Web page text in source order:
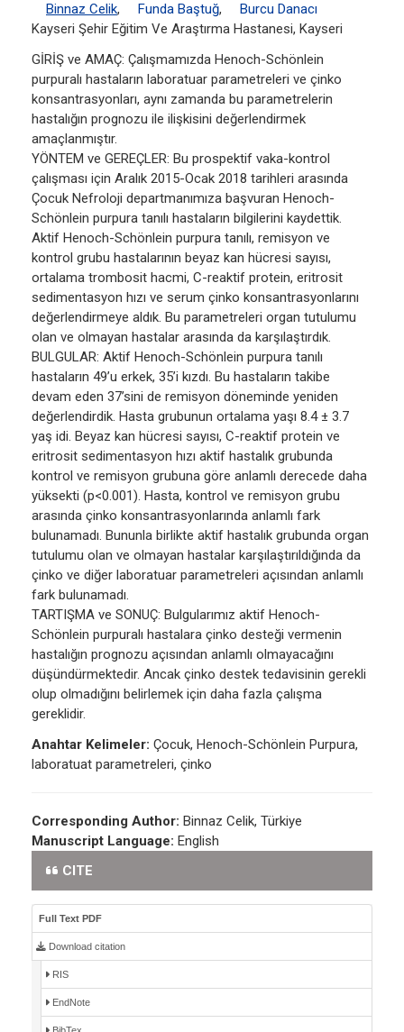
Binnaz Celik, Funda Baştuğ,
Burcu Danacı
Kayseri Şehir Eğitim Ve Araştırma Hastanesi, Kayseri
GİRİŞ ve AMAÇ: Çalışmamızda Henoch-Schönlein
purpuralı hastaların laboratuar parametreleri ve çinko
konsantrasyonları, aynı zamanda bu parametrelerin
hastalığın prognozu ile ilişkisini değerlendirmek
amaçlanmıştır.
YÖNTEM ve GEREÇLER: Bu prospektif vaka-kontrol
çalışması için Aralık 2015-Ocak 2018 tarihleri arasında
Çocuk Nefroloji departmanımıza başvuran Henoch-
Schönlein purpura tanılı hastaların bilgilerini kaydettik.
Aktif Henoch-Schönlein purpura tanılı, remisyon ve
kontrol grubu hastalarının beyaz kan hücresi sayısı,
ortalama trombosit hacmi, C-reaktif protein, eritrosit
sedimentasyon hızı ve serum çinko konsantrasyonlarını
değerlendirmeye aldık. Bu parametreleri organ tutulumu
olan ve olmayan hastalar arasında da karşılaştırdık.
BULGULAR: Aktif Henoch-Schönlein purpura tanılı
hastaların 49’u erkek, 35’i kızdı. Bu hastaların takibe
devam eden 37’sini de remisyon döneminde yeniden
değerlendirdik. Hasta grubunun ortalama yaşı 8.4 ± 3.7
yaş idi. Beyaz kan hücresi sayısı, C-reaktif protein ve
eritrosit sedimentasyon hızı aktif hastalık grubunda
kontrol ve remisyon grubuna göre anlamlı derecede daha
yüksekti (p<0.001). Hasta, kontrol ve remisyon grubu
arasında çinko konsantrasyonlarında anlamlı fark
bulunamadı. Bununla birlikte aktif hastalık grubunda organ
tutulumu olan ve olmayan hastalar karşılaştırıldığında da
çinko ve diğer laboratuar parametreleri açısından anlamlı
fark bulunamadı.
TARTIŞMA ve SONUÇ: Bulgularımız aktif Henoch-
Schönlein purpuralı hastalara çinko desteği vermenin
hastalığın prognozu açısından anlamlı olmayacağını
düşündürmektedir. Ancak çinko destek tedavisinin gerekli
olup olmadığını belirlemek için daha fazla çalışma
gereklidir.
Anahtar Kelimeler: Çocuk, Henoch-Schönlein Purpura,
laboratuat parametreleri, çinko
Corresponding Author: Binnaz Celik, Türkiye
Manuscript Language: English
CITE
Full Text PDF
Download citation
RIS
EndNote